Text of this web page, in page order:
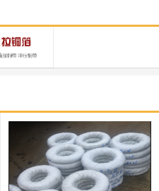
15,105 -70
331,000 -10,000
92,000 1,000
88,000 1,000